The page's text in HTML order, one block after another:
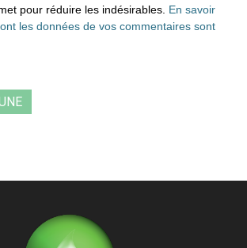
pour réduire les indésirables. En savoir
les données de vos commentaires sont